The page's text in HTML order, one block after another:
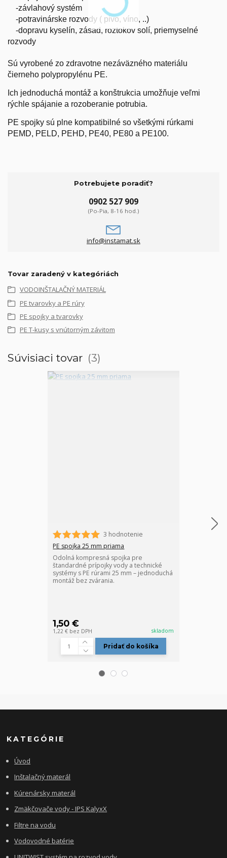
-závlahový systém
-potravinárske rozvody ( pivo, víno, ..)
-dopravu kyselín, zásad, roztokov solí, priemyselné
rozvody
Sú vyrobené zo zdravotne nezáväzného materiálu
čierneho polypropylénu PE.
Ich jednoduchá montáž a konštrukcia umožňuje veľmi
rýchle spájanie a rozoberanie potrubia.
PE spojky sú plne kompatibilné so všetkými rúrkami
PEMD, PELD, PEHD, PE40, PE80 a PE100.
Potrebujete poradiť?
0902 527 909
(Po-Pia, 8-16 hod.)
info@instamat.sk
Tovar zaradený v kategóriách
VODOINŠTALAČNÝ MATERIÁL
PE tvarovky a PE rúry
PE spojky a tvarovky
PE T-kusy s vnútorným závitom
Súvisiaci tovar 3
3 hodnotenie
PE spojka 25 mm priama
Odolná kompresná spojka pre
štandardné prípojky vody a technické
systémy s PE rúrami 25 mm – jednoduchá
montáž bez zvárania.
1,50 €
1,22 € bez DPH skladom
Pridať do košíka
KATEGÓRIE
Úvod
Inštalačný materál
Kúrenársky materál
Zmäkčovače vody - IPS KalyxX
Filtre na vodu
Vodovodné batérie